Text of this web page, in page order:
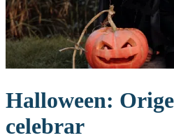
Halloween:
celebrar